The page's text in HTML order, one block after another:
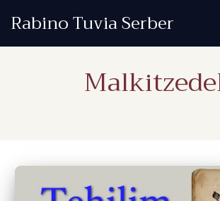
Rabino Tuvia Serber